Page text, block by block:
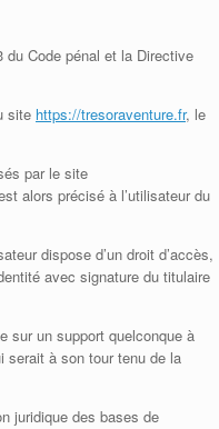
du Code pénal et la Directive
site https://tresoraventure.fr, le
par le site
alors précisé à l’utilisateur du
dispose d’un droit d’accès,
avec signature du titulaire
sur un support quelconque à
serait à son tour tenu de la
juridique des bases de